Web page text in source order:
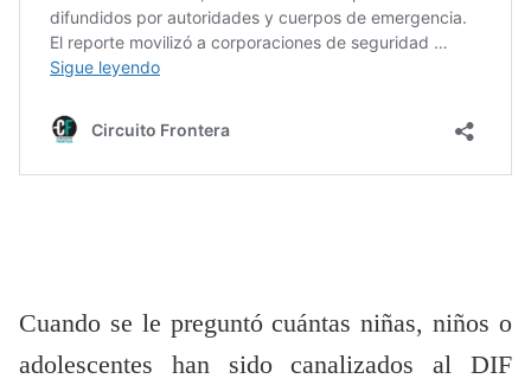
Cuando se le preguntó cuántas niñas, niños o
adolescentes han sido canalizados al DIF